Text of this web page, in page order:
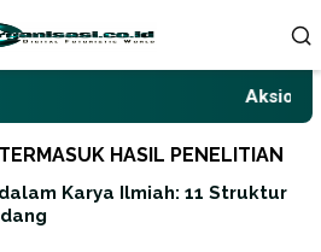
HASIL PENELITIAN
Karya Ilmiah: 11 Struktur